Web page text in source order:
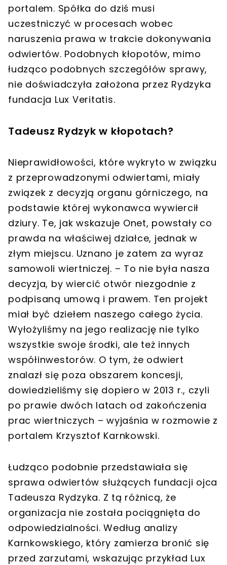
portalem. Spółka do dziś musi
uczestniczyć w procesach wobec
naruszenia prawa w trakcie dokonywania
odwiertów. Podobnych kłopotów, mimo
łudząco podobnych szczegółów sprawy,
nie doświadczyła założona przez Rydzyka
fundacja Lux Veritatis.
Tadeusz Rydzyk w kłopotach?
Nieprawidłowości, które wykryto w związku
z przeprowadzonymi odwiertami, miały
związek z decyzją organu górniczego, na
podstawie której wykonawca wywiercił
dziury. Te, jak wskazuje Onet, powstały co
prawda na właściwej działce, jednak w
złym miejscu. Uznano je zatem za wyraz
samowoli wiertniczej. – To nie była nasza
decyzja, by wiercić otwór niezgodnie z
podpisaną umową i prawem. Ten projekt
miał być dziełem naszego całego życia.
Wyłożyliśmy na jego realizację nie tylko
wszystkie swoje środki, ale też innych
współinwestorów. O tym, że odwiert
znalazł się poza obszarem koncesji,
dowiedzieliśmy się dopiero w 2013 r., czyli
po prawie dwóch latach od zakończenia
prac wiertniczych – wyjaśnia w rozmowie z
portalem Krzysztof Karnkowski.
Łudząco podobnie przedstawiała się
sprawa odwiertów służących fundacji ojca
Tadeusza Rydzyka. Z tą różnicą, że
organizacja nie została pociągnięta do
odpowiedzialności. Według analizy
Karnkowskiego, który zamierza bronić się
przed zarzutami, wskazując przykład Lux